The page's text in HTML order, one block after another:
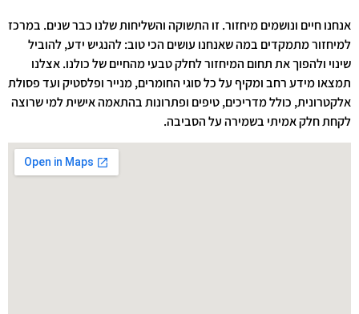
אנחנו חיים ונושמים מיחזור. זו התשוקה והשליחות שלנו כבר שנים. במרכז
למיחזור מתמקדים במה שאנחנו עושים הכי טוב: להנגיש ידע, להוביל
שינוי ולהפוך את תחום המיחזור לחלק טבעי מהחיים של כולנו. אצלנו
תמצאו מידע רחב ומקיף על כל סוגי החומרים, מנייר ופלסטיק ועד פסולת
אלקטרונית, כולל מדריכים, טיפים ופתרונות בהתאמה אישית למי שרוצה
לקחת חלק אמיתי בשמירה על הסביבה.